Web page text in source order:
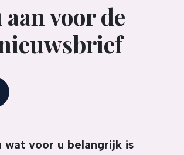
voor de
wat voor u belangrijk is